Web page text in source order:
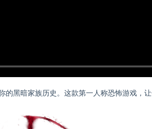
的黑暗家族历史。这款第一人称恐怖游戏，